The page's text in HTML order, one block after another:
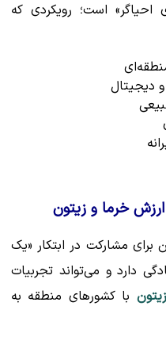
است؛ رویکردی که
دیجیتال
خرما و زیتون
برای مشارکت در ابتکار «یک
دارد و می‌تواند تجربیات
با کشورهای منطقه به